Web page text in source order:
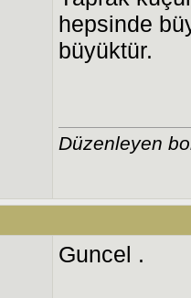
hepsinde
büyüktür.
Düzenleyen
Guncel .